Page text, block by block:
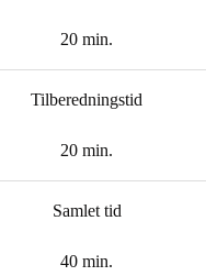
20 min.
Tilberedningstid
20 min.
Samlet tid
40 min.